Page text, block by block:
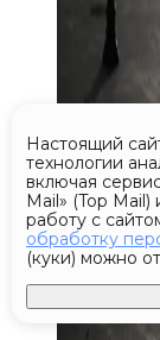
Настоящий
технологии
включая
Mail» (Top
работу с
обработку
(куки) можно